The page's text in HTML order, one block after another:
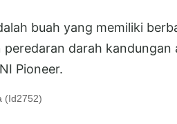
buah yang memiliki
peredaran darah
Pioneer.
(Id2752)